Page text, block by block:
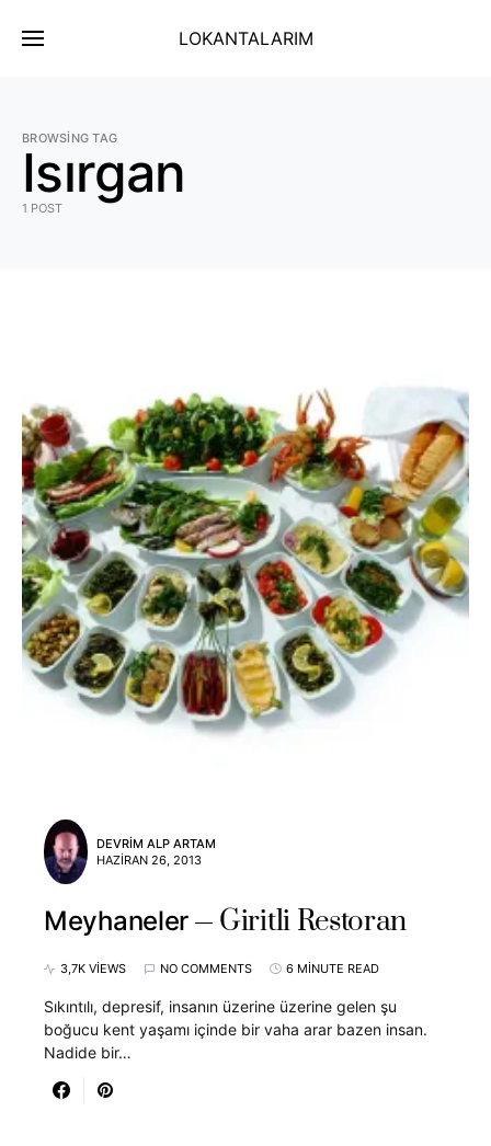
LOKANTALARIM
BROWSING TAG
Isırgan
1 POST
DEVRIM ALP ARTAM
HAZIRAN 26, 2013
Meyhaneler Giritli Restoran
3,7K VIEWS NO COMMENTS 6 MINUTE READ
Sıkıntılı, depresif, insanın üzerine üzerine gelen şu
boğucu kent yaşamı içinde bir vaha arar bazen insan.
Nadide bir…